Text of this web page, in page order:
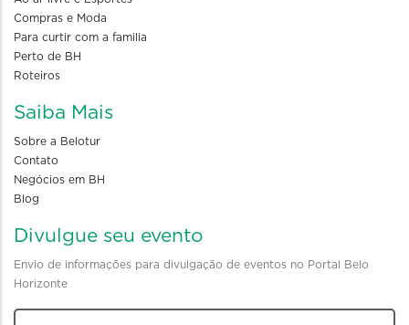
Compras e Moda
Para curtir com a familia
Perto de BH
Roteiros
Saiba Mais
Sobre a Belotur
Contato
Negócios em BH
Blog
Divulgue seu evento
Envio de informações para divulgação de eventos no Portal Belo
Horizonte